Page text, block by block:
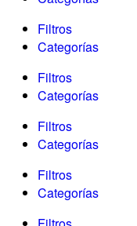
Filtros
Categorías
Filtros
Categorías
Filtros
Categorías
Filtros
Categorías